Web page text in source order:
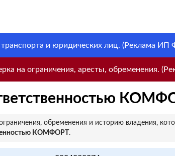
и юридических лиц. (Реклама
на ограничения, аресты, обременения.
обременения и историю владения,
КОМФОРТ .